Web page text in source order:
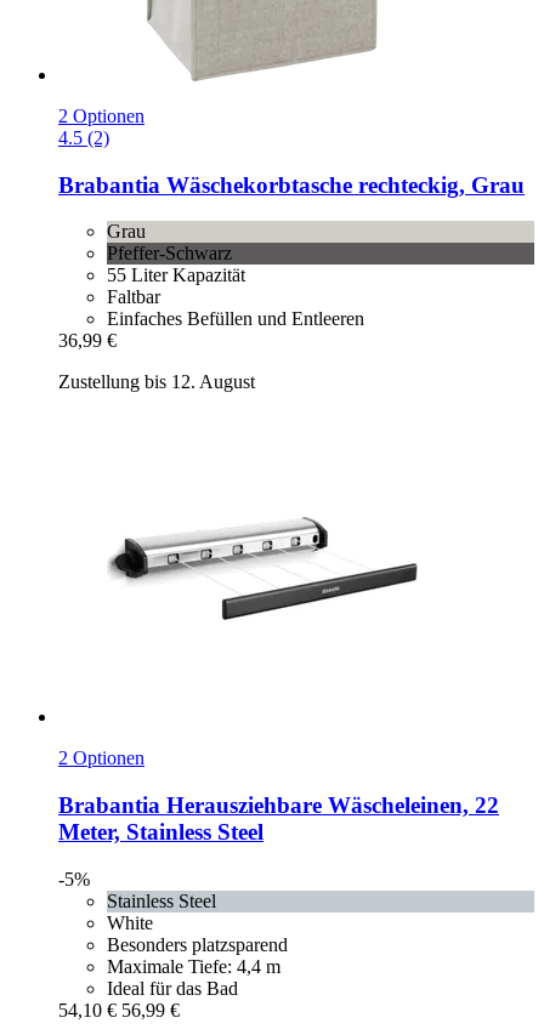
2 Optionen
4.5 (2)
Brabantia Wäschekorbtasche rechteckig, Grau
Grau
Pfeffer-Schwarz
55 Liter Kapazität
Faltbar
Einfaches Befüllen und Entleeren
36,99 €
Zustellung bis 12. August
2 Optionen
Brabantia Herausziehbare Wäscheleinen, 22
Meter, Stainless Steel
-5%
Stainless Steel
White
Besonders platzsparend
Maximale Tiefe: 4,4 m
Ideal für das Bad
54,10 € 56,99 €